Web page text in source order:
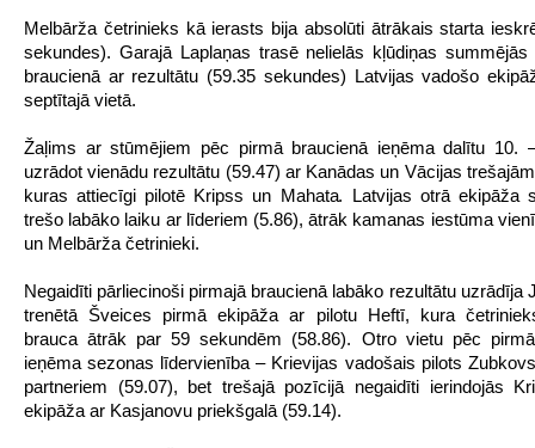
Melbārža četrinieks kā ierasts bija absolūti ātrākais starta
sekundes). Garajā Laplaņas trasē nelielās kļūdiņas summējās
braucienā ar rezultātu (59.35 sekundes) Latvijas vadošo
septītajā vietā.
Žaļims ar stūmējiem pēc pirmā braucienā ieņēma dalītu 10.
uzrādot vienādu rezultātu (59.47) ar Kanādas un Vācijas
kuras attiecīgi pilotē Kripss un Mahata. Latvijas otrā ekipāža
trešo labāko laiku ar līderiem (5.86), ātrāk kamanas iestūma
un Melbārža četrinieki.
Negaidīti pārliecinoši pirmajā braucienā labāko rezultātu uzrādīja
trenētā Šveices pirmā ekipāža ar pilotu Heftī, kura
brauca ātrāk par 59 sekundēm (58.86). Otro vietu pēc
ieņēma sezonas līdervienība – Krievijas vadošais pilots
partneriem (59.07), bet trešajā pozīcijā negaidīti ierindojās
ekipāža ar Kasjanovu priekšgalā (59.14).